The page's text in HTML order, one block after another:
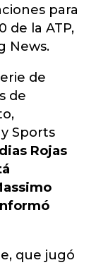
para
de la ATP,
News.
de
de
Sports
Rojas
que jugó